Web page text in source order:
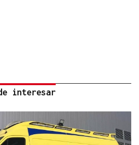
interesar